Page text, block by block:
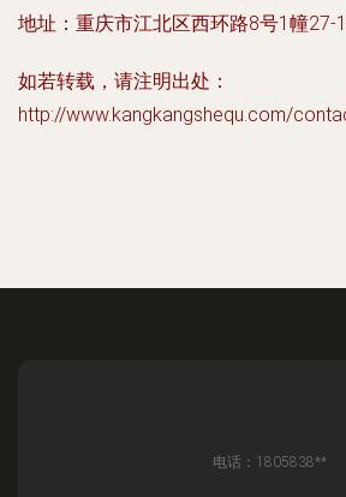
地址：重庆市江北区西环路8号1幢27-
如若转载，请注明出处：
http://www.kangkangshequ.com/
电话：1805838**